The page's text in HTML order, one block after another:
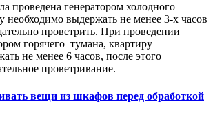
проведена генератором холодного
необходимо выдержать не менее 3-х часов
проветрить. При проведении
горячего тумана, квартиру
не менее 6 часов, после этого
проветривание.
вещи из шкафов перед обработкой